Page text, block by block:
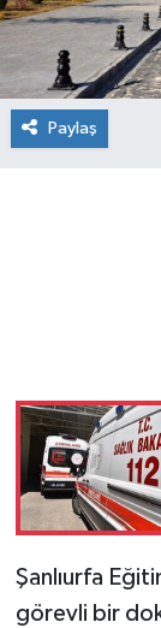
Paylaş
Şanlıurfa
görevli bir